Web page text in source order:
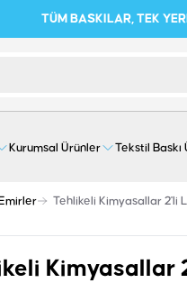
TÜM BASKILAR, TEK
Kurumsal Ürünler Tekstil Baskı
Tehlikeli Kimyasallar 2'li
Kimyasallar